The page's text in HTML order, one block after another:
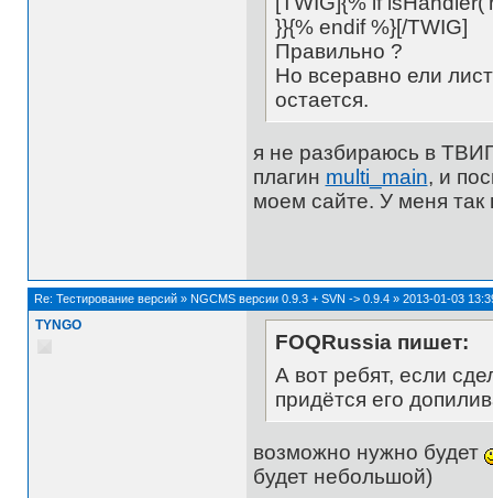
}}{% endif %}[/TWIG]
Правильно ?
Но всеравно ели
остается.
я не разбираюсь в
плагин multi_main, и
моем сайте. У меня
Re: Тестирование версий » NGCMS версии 0.9.3 + SVN -> 0.9.4 » 2013-01-03
TYNGO
FOQRussia пишет:
А вот ребят, если
придётся его
возможно нужно будет
будет небольшой)